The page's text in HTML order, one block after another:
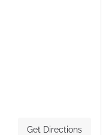
Get Directions